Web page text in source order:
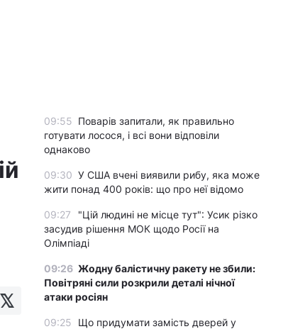
09:55 Поварів запитали, як правильно
готувати лосося, і всі вони відповіли
однаково
09:30 У США вчені виявили рибу, яка може
жити понад 400 років: що про неї відомо
09:27
"Цій людині не місце тут": Усик різко
засудив рішення МОК щодо Росії на
Олімпіаді
09:26 Жодну балістичну ракету не збили:
Повітряні сили розкрили деталі нічної
атаки росіян
09:25
Що придумати замість дверей у